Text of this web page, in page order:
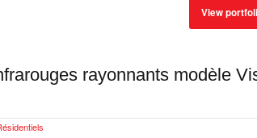
View
rayonnants modèle